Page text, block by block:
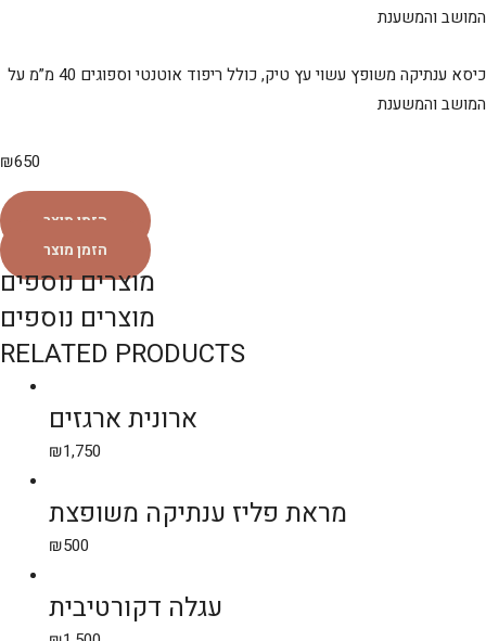
המושב והמשענת
כיסא ענתיקה משופץ עשוי עץ טיק, כולל ריפוד אוטנטי וספוגים 40 מ”מ על
המושב והמשענת
₪650
הזמן מוצר
הזמן מוצר
מוצרים נוספים
מוצרים נוספים
RELATED PRODUCTS
ארונית ארגזים
₪1,750
מראת פליז ענתיקה משופצת
₪500
עגלה דקורטיבית